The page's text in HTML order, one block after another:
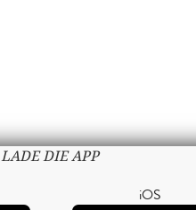
LADE DIE APP
iOS